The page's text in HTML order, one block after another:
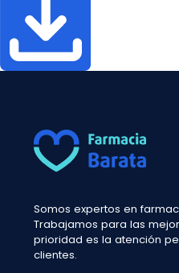
Somos expertos en
Trabajamos para las
prioridad es la atención
clientes.